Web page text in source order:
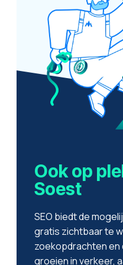
Ook op
Soest
SEO biedt de
gratis zichtbaar te
zoekopdrachten
groeien in verkeer,